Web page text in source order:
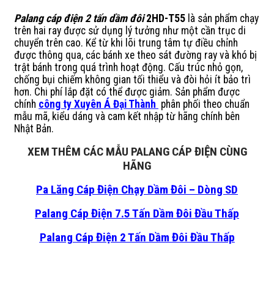
Palang cáp điện 2 tấn dầm đôi2HD-T55 là sản phẩm chạy
trên hai ray được sử dụng lý tưởng như một cần trục di
chuyển trên cao. Kể từ khi lõi trung tâm tự điều chỉnh
được thông qua, các bánh xe theo sát đường ray và khó bị
trật bánh trong quá trình hoạt động. Cấu trúc nhỏ gọn,
chống bụi chiếm không gian tối thiểu và đòi hỏi ít bảo trì
hơn. Chi phí lắp đặt có thể được giảm. Sản phẩm được
chính công ty Xuyên Á Đại Thành phân phối theo chuẩn
mẫu mã, kiểu dáng và cam kết nhập từ hãng chính bên
Nhật Bản.
XEM THÊM CÁC MẪU PALANG CÁP ĐIỆN CÙNG
HÃNG
Pa Lăng Cáp Điện Chạy Dầm Đôi – Dòng SD
Palang Cáp Điện 7.5 Tấn Dầm Đôi Đầu Thấp
Palang Cáp Điện 2 Tấn Dầm Đôi Đầu Thấp